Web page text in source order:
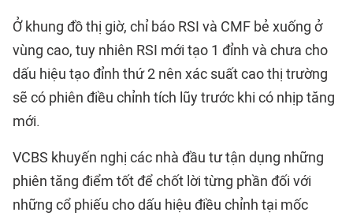
Ở khung đồ thị giờ, chỉ báo RSI và CMF bẻ xuống ở
vùng cao, tuy nhiên RSI mới tạo 1 đỉnh và chưa cho
dấu hiệu tạo đỉnh thứ 2 nên xác suất cao thị trường
sẽ có phiên điều chỉnh tích lũy trước khi có nhịp tăng
mới.
VCBS khuyến nghị các nhà đầu tư tận dụng những
phiên tăng điểm tốt để chốt lời từng phần đối với
những cổ phiếu cho dấu hiệu điều chỉnh tại mốc